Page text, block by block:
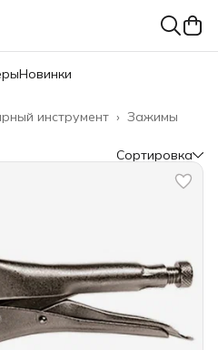
Новинки
Зажимы
инструмент ›
Сортировка